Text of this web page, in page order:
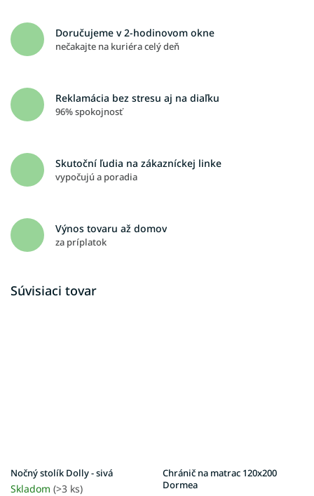
Doručujeme v 2-hodinovom okne
nečakajte na kuriéra celý deň
Reklamácia bez stresu aj na diaľku
96% spokojnosť
Skutoční ľudia na zákazníckej linke
vypočujú a poradia
Výnos tovaru až domov
za príplatok
Súvisiaci tovar
Nočný stolík Dolly - sivá
Skladom (>3 ks)
Chránič na matrac 120x200
Dormea